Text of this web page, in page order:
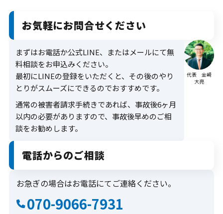
お気軽にお問合せください
まずはお電話か公式LINE、またはメールにて無
料相談をお申込みください。
最初にLINEの登録をいただくと、その後のやり
とりがスムーズにできるのでおすすめです。
通常の被害者請求手続きであれば、事故後6ヶ月
以内の必要がありますので、事故後早めのご相
談をお勧めします。
代表 金崎
大亮
電話からのご相談
お急ぎの場合はお電話にてご連絡ください。
070-9066-7931
お問合せ
何かご質問やご相談がございましたら、お気軽にお問合
070-9066-7931